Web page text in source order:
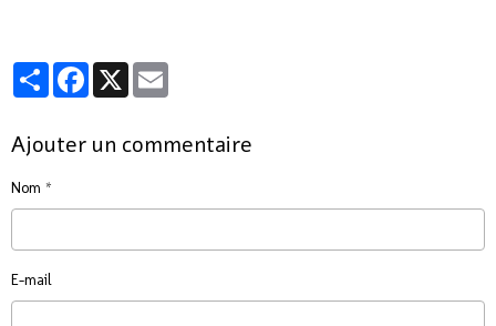
PartagerFacebook
X
Ajouter un commentaire
Nom
E-mail